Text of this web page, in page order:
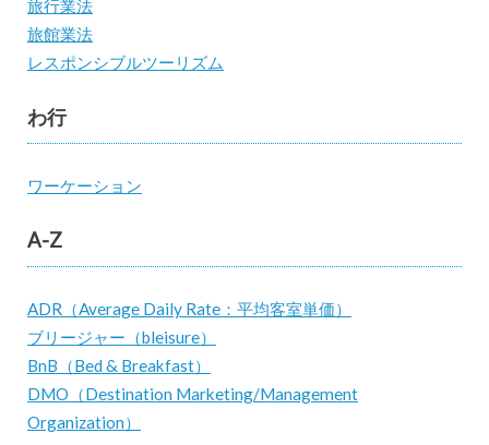
旅行業法
旅館業法
レスポンシブルツーリズム
わ行
ワーケーション
A-Z
ADR（Average Daily Rate：平均客室単価）
ブリージャー（bleisure）
BnB（Bed & Breakfast）
DMO（Destination Marketing/Management
Organization）